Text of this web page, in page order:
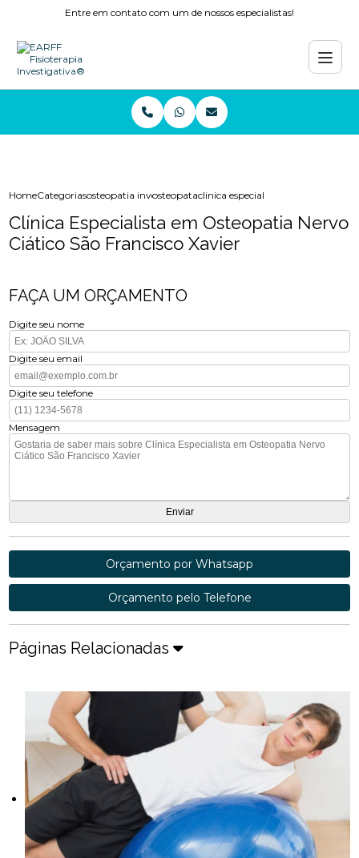
Entre em contato com um de nossos especialistas!
HomeCategoriasosteopatia investigativa
osteopataclinica especialista em osteopatia
Clínica Especialista em Osteopatia Nervo
Ciático São Francisco Xavier
FAÇA UM ORÇAMENTO
Digite seu nome
Digite seu email
Digite seu telefone
Mensagem
Orçamento por Whatsapp
Orçamento pelo Telefone
Páginas Relacionadas